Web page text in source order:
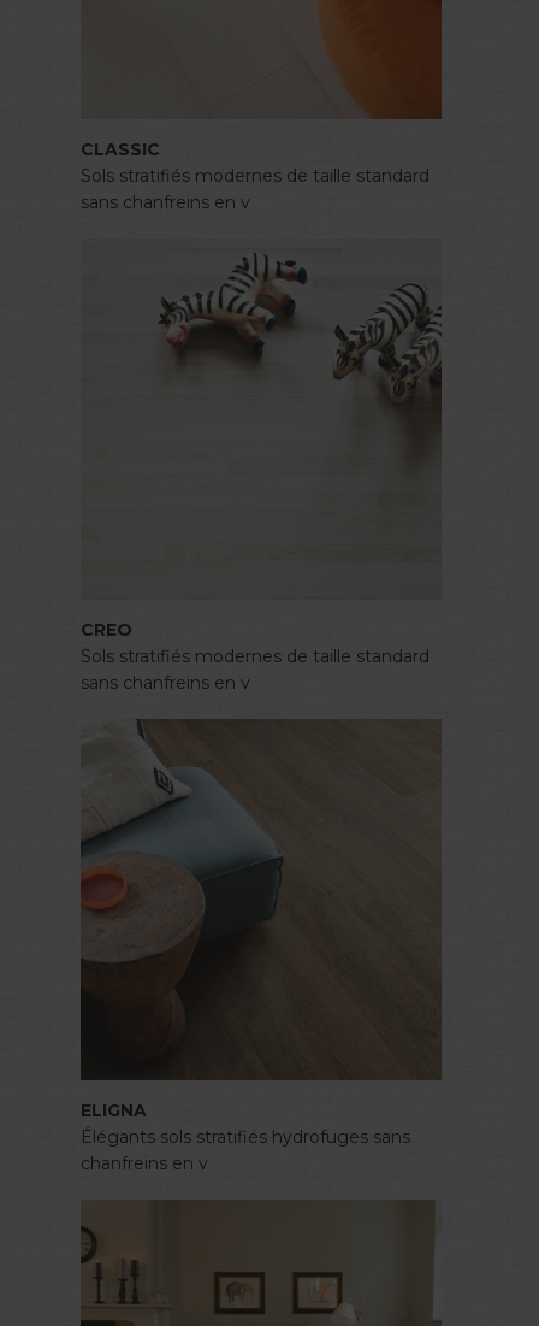
CLASSIC
Sols stratifiés modernes de taille standard
sans chanfreins en v
CREO
Sols stratifiés modernes de taille standard
sans chanfreins en v
ELIGNA
Élégants sols stratifiés hydrofuges sans
chanfreins en v